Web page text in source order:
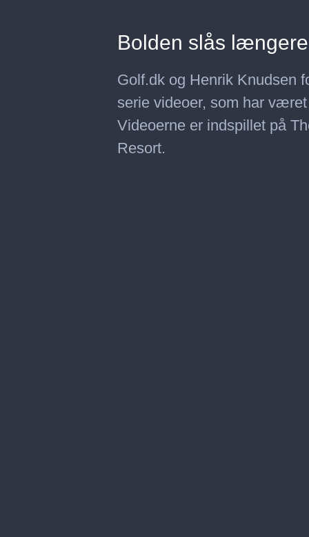
Bolden slås
Golf.dk og Henrik Knudsen
serie videoer, som har
Videoerne er indspillet på
Resort.